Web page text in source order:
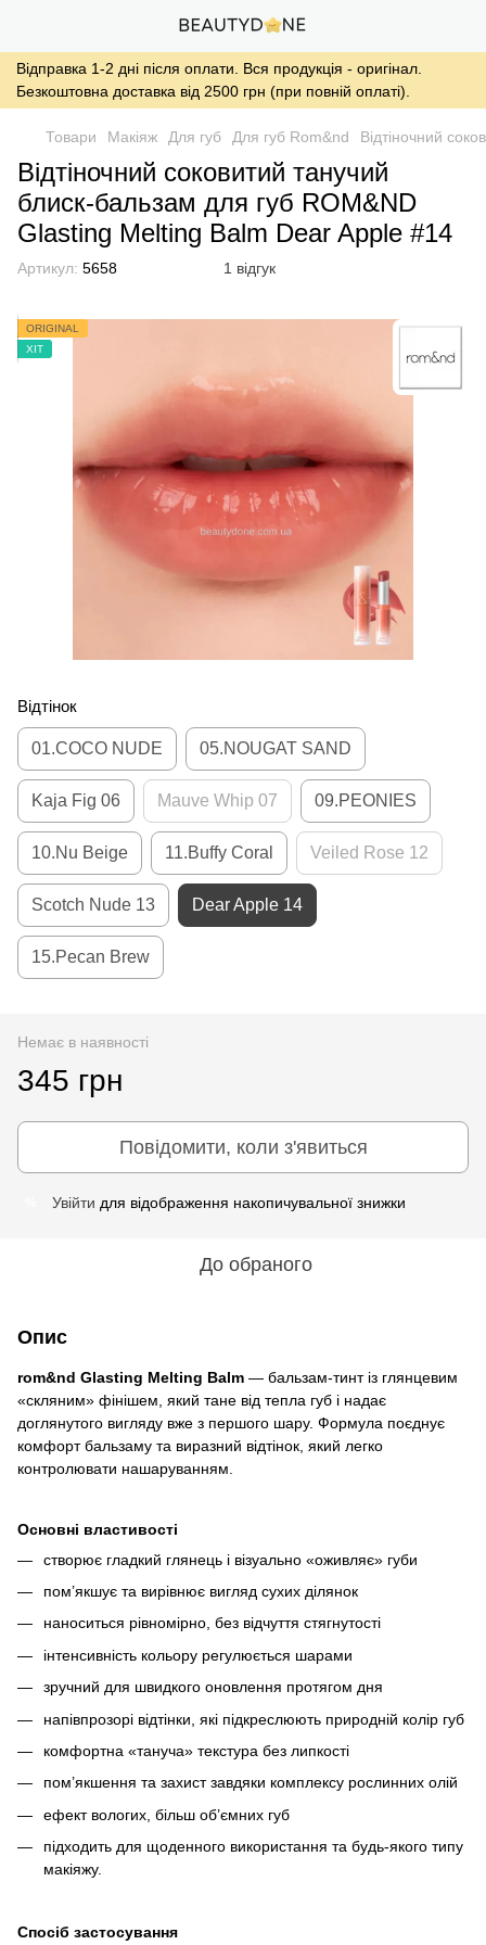
Відправка 1-2 дні після оплати. Вся продукція - оригінал.
Безкоштовна доставка від 2500 грн (при повній оплаті).
Товари Макіяж Для губ Для губ Rom&nd Відтіночний
Відтіночний соковитий танучий
блиск-бальзам для губ ROM&ND
Glasting Melting Balm Dear Apple #14
Артикул: 5658 1 відгук
ORIGINAL
ХІТ
Відтінок
01.COCO NUDE 05.NOUGAT SAND
Kaja Fig 06 Mauve Whip 07 09.PEONIES
10.Nu Beige 11.Buffy Coral Veiled Rose 12
Scotch Nude 13 Dear Apple 14
15.Pecan Brew
Немає в наявності
345 грн
Повідомити, коли з'явиться
Увійти для відображення накопичувальної знижки
До обраного
Опис
rom&nd Glasting Melting Balm — бальзам-тинт із глянцевим
«скляним» фінішем, який тане від тепла губ і надає
доглянутого вигляду вже з першого шару. Формула поєднує
комфорт бальзаму та виразний відтінок, який легко
контролювати нашаруванням.
Основні властивості
створює гладкий глянець і візуально «оживляє» губи
пом’якшує та вирівнює вигляд сухих ділянок
наноситься рівномірно, без відчуття стягнутості
інтенсивність кольору регулюється шарами
зручний для швидкого оновлення протягом дня
напівпрозорі відтінки, які підкреслюють природній колір губ
комфортна «тануча» текстура без липкості
пом’якшення та захист завдяки комплексу рослинних олій
ефект вологих, більш об’ємних губ
підходить для щоденного використання та будь-якого типу
макіяжу.
Спосіб застосування